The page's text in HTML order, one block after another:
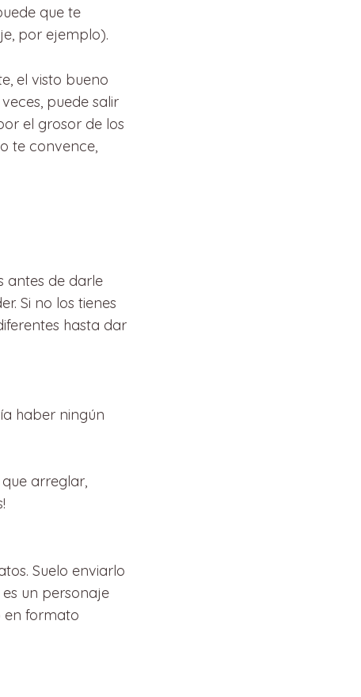
que te
por ejemplo).
el visto bueno
puede salir
el grosor de los
te convence,
antes de darle
Si no los tienes
hasta dar
haber ningún
arreglar,
Suelo enviarlo
un personaje
en formato